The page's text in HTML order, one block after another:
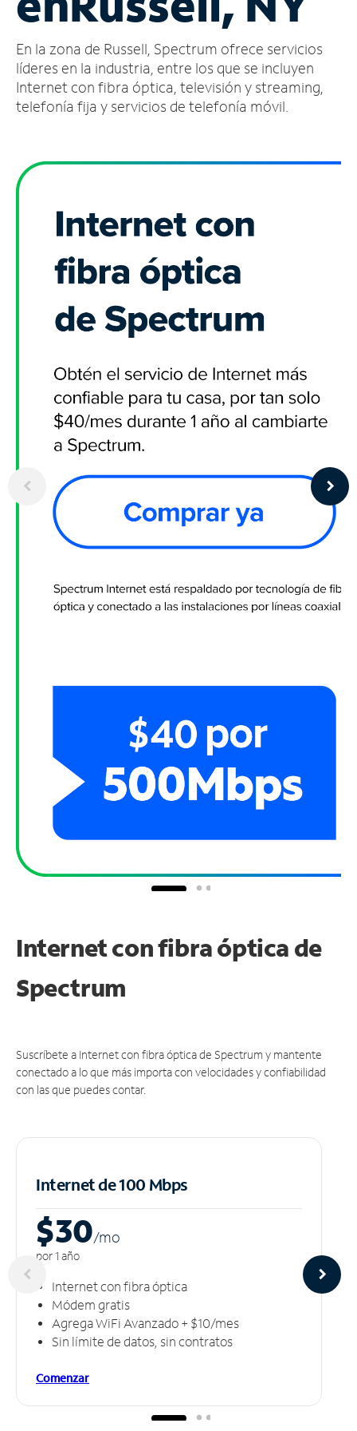
cuenta
Encuentra
una
tienda
En la zona de Russell, Spectrum ofrece servicios
líderes en la industria, entre los que se incluyen
Internet con fibra óptica, televisión y streaming,
telefonía fija y servicios de telefonía móvil.
Internet con fibra óptica de
Spectrum
Suscríbete a Internet con fibra óptica de Spectrum y mantente
conectado a lo que más importa con velocidades y confiabilidad
con las que puedes contar.
Internet de 100 Mbps
$30/mo
por 1 año
Internet con fibra óptica
Módem gratis
Agrega WiFi Avanzado + $10/mes
Sin límite de datos, sin contratos
Comenzar